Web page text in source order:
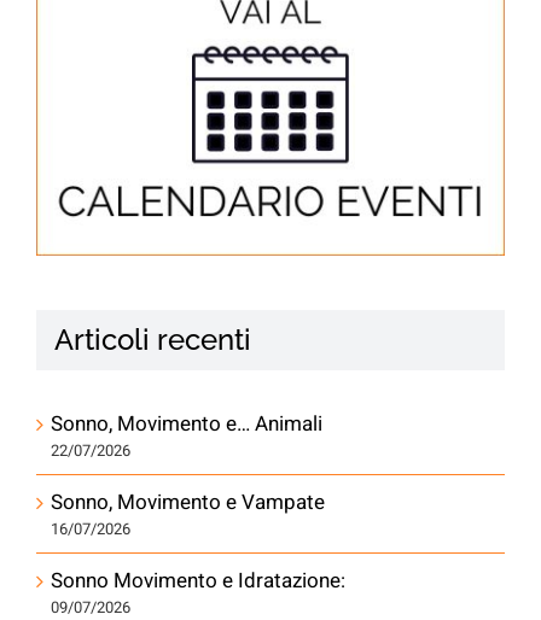
Articoli recenti
Sonno, Movimento e… Animali
22/07/2026
Sonno, Movimento e Vampate
16/07/2026
Sonno Movimento e Idratazione:
09/07/2026